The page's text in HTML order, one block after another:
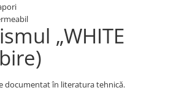
„WHITE
documentat în literatura tehnică.